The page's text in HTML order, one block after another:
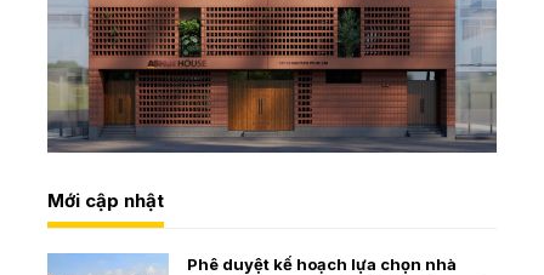
Mới cập nhật
Phê duyệt kế hoạch lựa chọn nhà